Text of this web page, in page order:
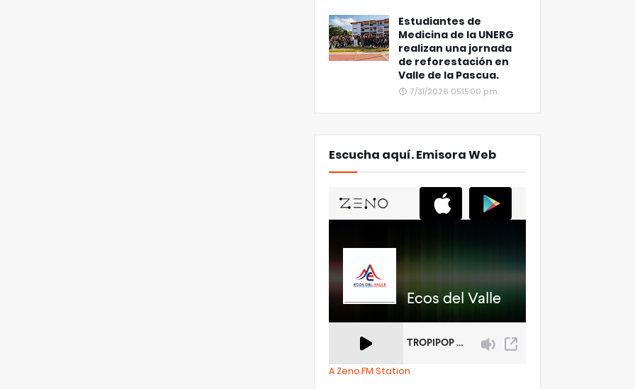
Estudiantes de
Medicina de la UNERG
realizan una jornada
de reforestación en
Valle de la Pascua.
7/31/2026 05:15:00 p.m.
Escucha aquí. Emisora Web
A Zeno.FM Station